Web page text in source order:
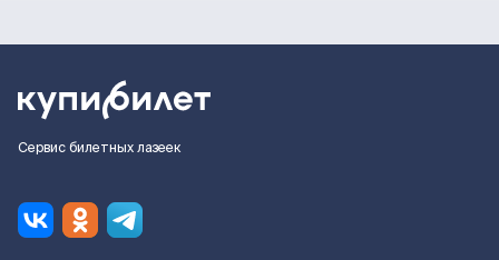
Сервис билетных лазеек